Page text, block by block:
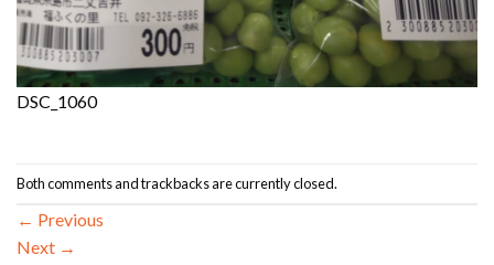
DSC_1060
Both comments and trackbacks are currently closed.
← Previous
Next →